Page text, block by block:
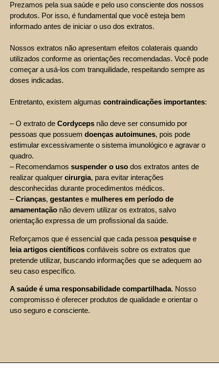
Prezamos pela sua saúde e pelo uso consciente dos nossos
produtos. Por isso, é fundamental que você esteja bem
informado antes de iniciar o uso dos extratos.
Nossos extratos não apresentam efeitos colaterais quando
utilizados conforme as orientações recomendadas. Você pode
começar a usá-los com tranquilidade, respeitando sempre as
doses indicadas.
Entretanto, existem algumas contraindicações importantes:
– O extrato de Cordyceps não deve ser consumido por
pessoas que possuem doenças autoimunes, pois pode
estimular excessivamente o sistema imunológico e agravar o
quadro.
– Recomendamos suspender o uso dos extratos antes de
realizar qualquer cirurgia, para evitar interações
desconhecidas durante procedimentos médicos.
–Crianças, gestantes e mulheres em período de
amamentação não devem utilizar os extratos, salvo
orientação expressa de um profissional da saúde.
Reforçamos que é essencial que cada pessoa pesquise e
leia artigos científicos confiáveis sobre os extratos que
pretende utilizar, buscando informações que se adequem ao
seu caso específico.
A saúde é uma responsabilidade compartilhada. Nosso
compromisso é oferecer produtos de qualidade e orientar o
uso seguro e consciente.